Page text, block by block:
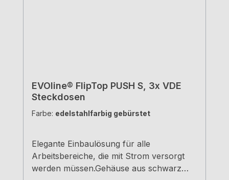
EVOline® FlipTop PUSH S, 3x VDE
Steckdosen
Farbe: edelstahlfarbig gebürstet
Elegante Einbaulösung für alle
Arbeitsbereiche, die mit Strom versorgt
werden müssen.Gehäuse aus schwarz